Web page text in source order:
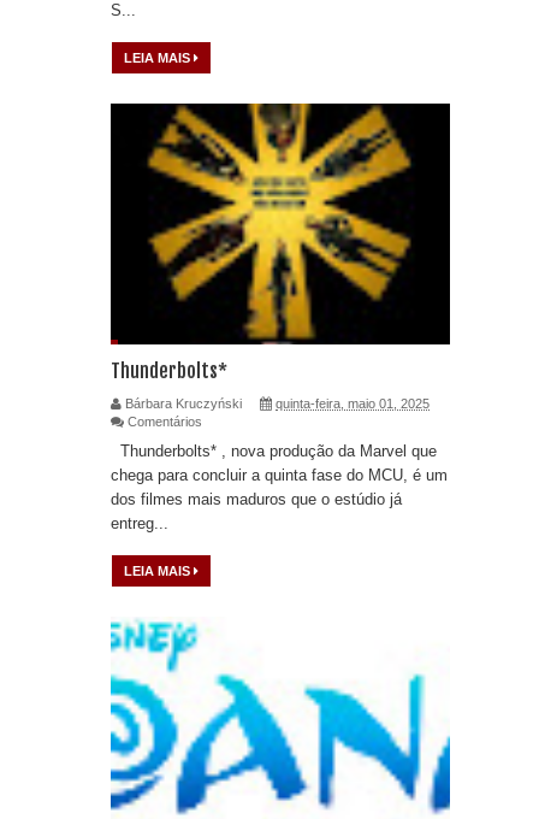
S...
LEIA MAIS
Thunderbolts*
Bárbara Kruczyński
quinta-feira, maio 01, 2025
Comentários
Thunderbolts* , nova produção da Marvel que
chega para concluir a quinta fase do MCU, é um
dos filmes mais maduros que o estúdio já
entreg...
LEIA MAIS